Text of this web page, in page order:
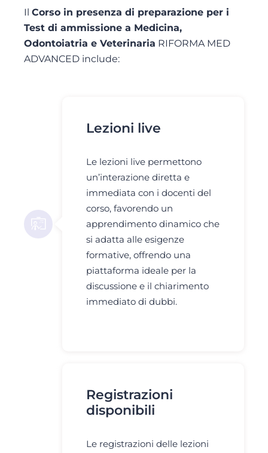
Il Corso in presenza di preparazione per i
Test di ammissione a Medicina,
Odontoiatria e Veterinaria RIFORMA MED
ADVANCED include:
Lezioni live
Le lezioni live permettono
un’interazione diretta e
immediata con i docenti del
corso, favorendo un
apprendimento dinamico che
si adatta alle esigenze
formative, offrendo una
piattaforma ideale per la
discussione e il chiarimento
immediato di dubbi.
Registrazioni
disponibili
Le registrazioni delle lezioni